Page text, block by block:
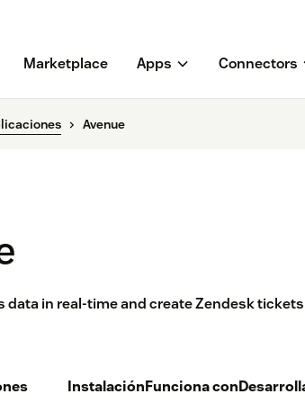
Marketplace Apps Connectors
Avenue
data in real-time and create Zendesk
InstalaciónFunciona con